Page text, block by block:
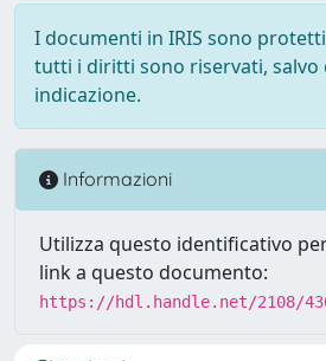
I documenti in IRIS sono
tutti i diritti sono riservati, salvo
indicazione.
Informazioni
Utilizza questo identificativo
link a questo documento:
https://hdl.handle.net/2108/